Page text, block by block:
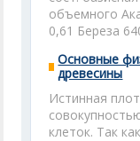
объемного
0,61 Береза
Основные
древесины
Истинная
клеток. Так